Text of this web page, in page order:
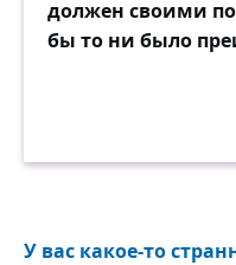
должен своими
бы то ни было
У вас какое-то